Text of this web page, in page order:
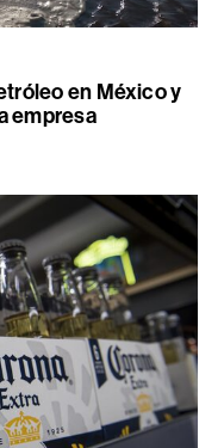
en México y
empresa